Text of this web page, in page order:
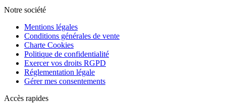
Notre société
Mentions légales
Conditions générales de vente
Charte Cookies
Politique de confidentialité
Exercer vos droits RGPD
Réglementation légale
Gérer mes consentements
Accès rapides